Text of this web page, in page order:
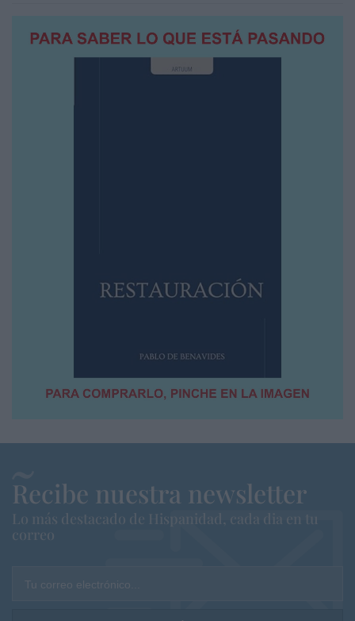
Recibe nuestra newsletter
Lo más destacado de Hispanidad, cada dia en tu
correo
Tu correo electrónico...